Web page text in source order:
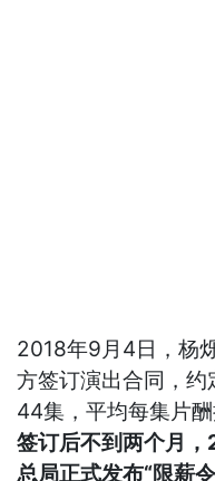
2018年9月4日，杨
方签订演出合同，
44集，平均每集片
签订后不到两个月
总局正式发布“限薪